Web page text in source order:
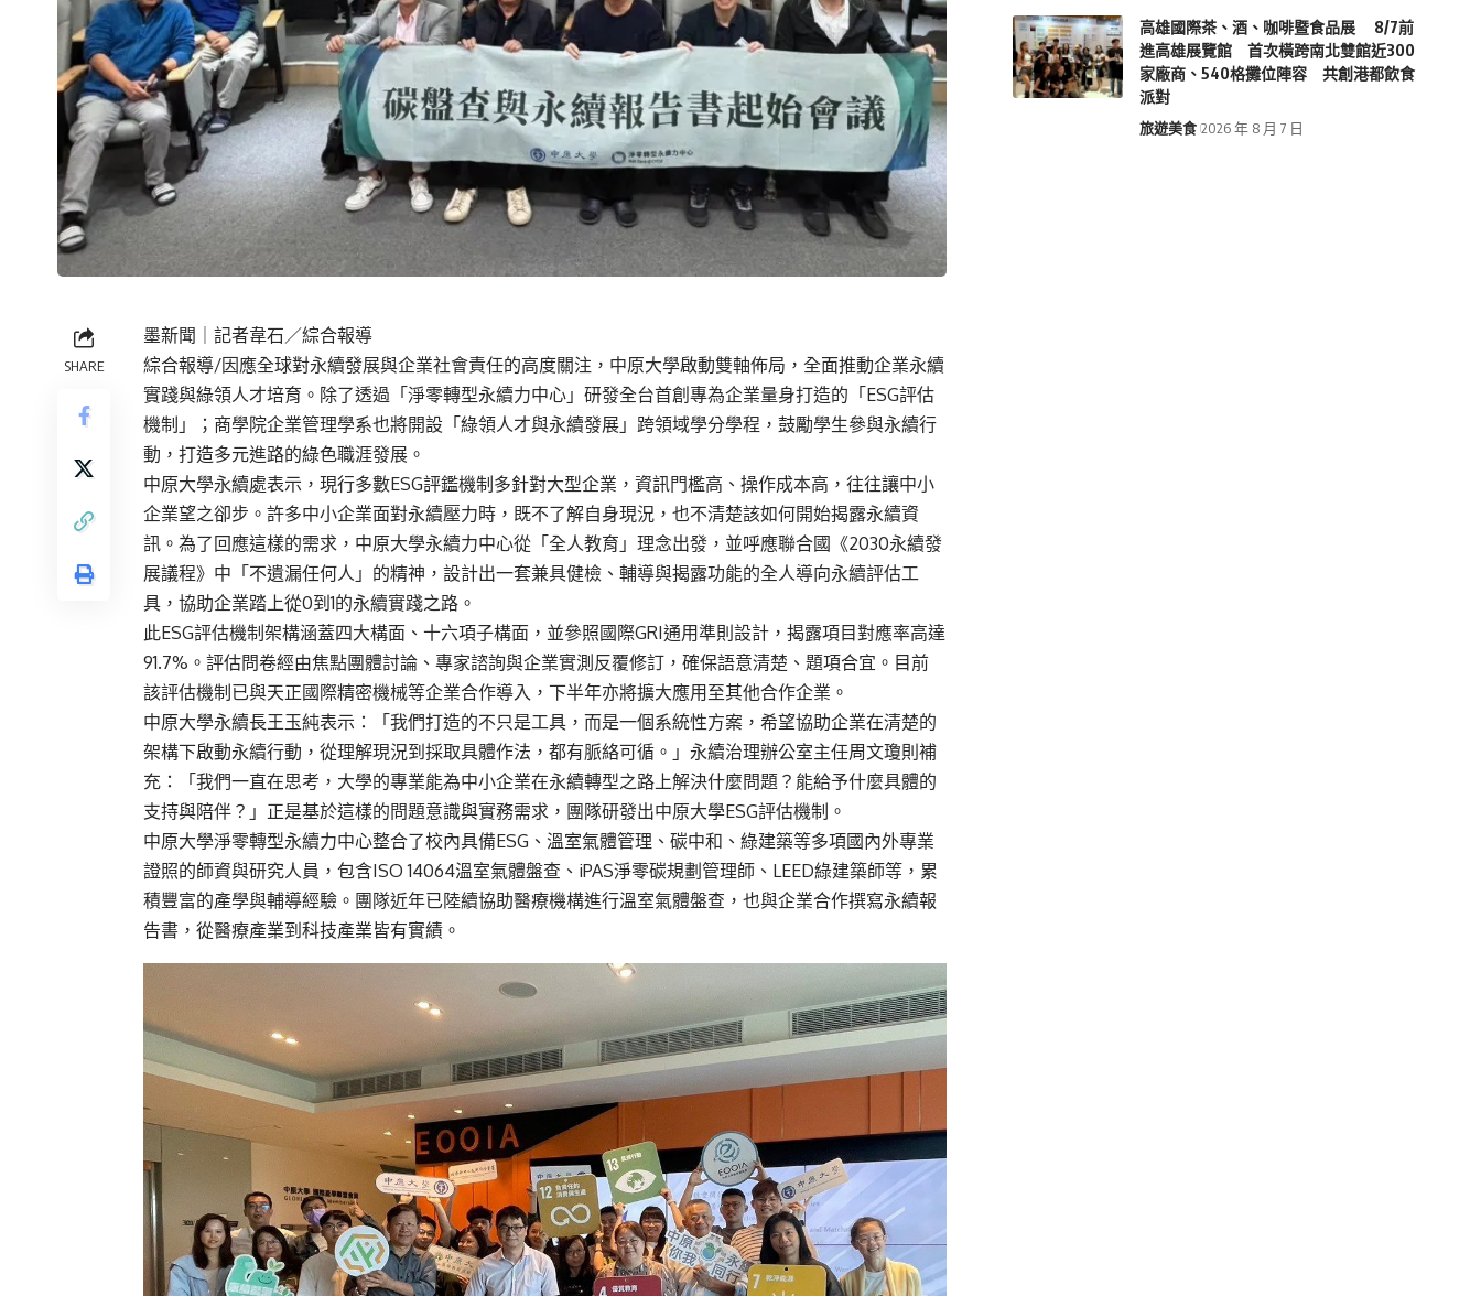
SHARE
墨新聞 ｜記者韋石／綜合報導
綜合報導/因應全球對永續發展與企業社會責任的高度關注，中原大學啟動雙軸佈局，全面推動企業永續
實踐與綠領人才培育。除了透過「淨零轉型永續力中心」研發全台首創專為企業量身打造的「ESG評估
機制」；商學院企業管理學系也將開設「綠領人才與永續發展」跨領域學分學程，鼓勵學生參與永續行
動，打造多元進路的綠色職涯發展。
中原大學永續處表示，現行多數ESG評鑑機制多針對大型企業，資訊門檻高、操作成本高，往往讓中小
企業望之卻步。許多中小企業面對永續壓力時，既不了解自身現況，也不清楚該如何開始揭露永續資
訊。為了回應這樣的需求，中原大學永續力中心從「全人教育」理念出發，並呼應聯合國《2030永續發
展議程》中「不遺漏任何人」的精神，設計出一套兼具健檢、輔導與揭露功能的全人導向永續評估工
具，協助企業踏上從0到1的永續實踐之路。
此ESG評估機制架構涵蓋四大構面、十六項子構面，並參照國際GRI通用準則設計，揭露項目對應率高達
91.7%。評估問卷經由焦點團體討論、專家諮詢與企業實測反覆修訂，確保語意清楚、題項合宜。目前
該評估機制已與天正國際精密機械等企業合作導入，下半年亦將擴大應用至其他合作企業。
中原大學永續長王玉純表示：「我們打造的不只是工具，而是一個系統性方案，希望協助企業在清楚的
架構下啟動永續行動，從理解現況到採取具體作法，都有脈絡可循。」永續治理辦公室主任周文瓊則補
充：「我們一直在思考，大學的專業能為中小企業在永續轉型之路上解決什麼問題？能給予什麼具體的
支持與陪伴？」正是基於這樣的問題意識與實務需求，團隊研發出中原大學ESG評估機制。
中原大學淨零轉型永續力中心整合了校內具備ESG、溫室氣體管理、碳中和、綠建築等多項國內外專業
證照的師資與研究人員，包含ISO 14064溫室氣體盤查、iPAS淨零碳規劃管理師、LEED綠建築師等，累
積豐富的產學與輔導經驗。團隊近年已陸續協助醫療機構進行溫室氣體盤查，也與企業合作撰寫永續報
告書，從醫療產業到科技產業皆有實績。
高雄國際茶、酒、咖啡暨食品展 8/7前
進高雄展覽館 首次橫跨南北雙館近300
家廠商、540格攤位陣容 共創港都飲食
派對
旅遊美食 2026 年 8 月 7 日